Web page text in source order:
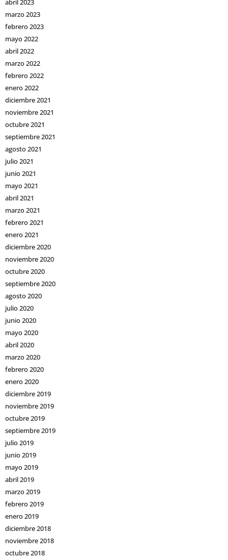
abril 2023
marzo 2023
febrero 2023
mayo 2022
abril 2022
marzo 2022
febrero 2022
enero 2022
diciembre 2021
noviembre 2021
octubre 2021
septiembre 2021
agosto 2021
julio 2021
junio 2021
mayo 2021
abril 2021
marzo 2021
febrero 2021
enero 2021
diciembre 2020
noviembre 2020
octubre 2020
septiembre 2020
agosto 2020
julio 2020
junio 2020
mayo 2020
abril 2020
marzo 2020
febrero 2020
enero 2020
diciembre 2019
noviembre 2019
octubre 2019
septiembre 2019
julio 2019
junio 2019
mayo 2019
abril 2019
marzo 2019
febrero 2019
enero 2019
diciembre 2018
noviembre 2018
octubre 2018